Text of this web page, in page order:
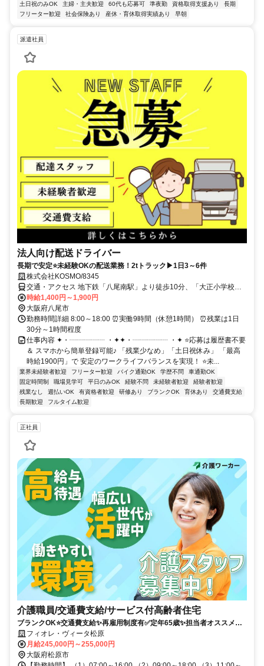
土日祝のみOK
主婦・主夫歓迎 60代も応募可 準夜勤 資格取得支援あり
長期
フリーター歓迎
社会保険あり 産休・育休取得実績あり 早朝
派遣社員
法人向け配送ドライバー
長期で安定⭐未経験OKの配送業務！2tトラック▶1日3～6件
株式会社KOSMO/8345
交通・アクセス 地下鉄「八尾南駅」より徒歩10分、「大正小学校
前」バス停より徒歩1分★自転車・バイク・車通勤OK（駐車場あり）
時給1,400円～1,900円
大阪府八尾市
勤務時間詳細 8:00～18:00 ⏰実働9時間（休憩1時間） ⏰残業は1日
30分～1時間程度
仕事内容 ✦・┈┈┈┈┈ ・✦✦・┈┈┈┈┈ ・✦ ⭐応募は履歴書不要
＆ スマホから簡単登録可能♪ 「残業少なめ」「土日祝休み」 「最高
時給1900円」で 安定のワークライフバランスを実現！ ⭐未...
業界未経験者歓迎 フリーター歓迎 バイク通勤OK 学歴不問
車通勤OK
固定時間制
職場見学可 平日のみOK 経験不問 未経験者歓迎
経験者歓迎
残業なし
週払いOK 有資格者歓迎 研修あり ブランクOK 育休あり
交通費支給
長期歓迎
フルタイム歓迎
正社員
介護職員/交通費支給/サービス付高齢者住宅
ブランクOK⭐️交通費支給✨再雇用制度有✅️定年65歳✨担当者オススメ⭕️
研修支援有✨経験者優遇❗️車通勤ＯＫ
フィオレ・ヴィータ松原
月給245,000円～255,000円
大阪府松原市